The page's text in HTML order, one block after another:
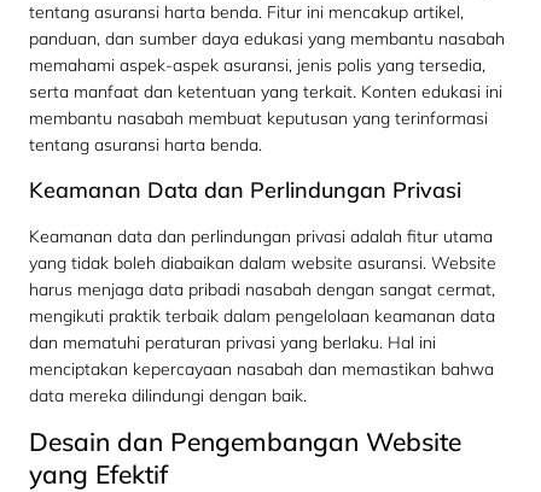
tentang asuransi harta benda. Fitur ini mencakup artikel,
panduan, dan sumber daya edukasi yang membantu nasabah
memahami aspek-aspek asuransi, jenis polis yang tersedia,
serta manfaat dan ketentuan yang terkait. Konten edukasi ini
membantu nasabah membuat keputusan yang terinformasi
tentang asuransi harta benda.
Keamanan Data dan Perlindungan Privasi
Keamanan data dan perlindungan privasi adalah fitur utama
yang tidak boleh diabaikan dalam website asuransi. Website
harus menjaga data pribadi nasabah dengan sangat cermat,
mengikuti praktik terbaik dalam pengelolaan keamanan data
dan mematuhi peraturan privasi yang berlaku. Hal ini
menciptakan kepercayaan nasabah dan memastikan bahwa
data mereka dilindungi dengan baik.
Desain dan Pengembangan Website
yang Efektif